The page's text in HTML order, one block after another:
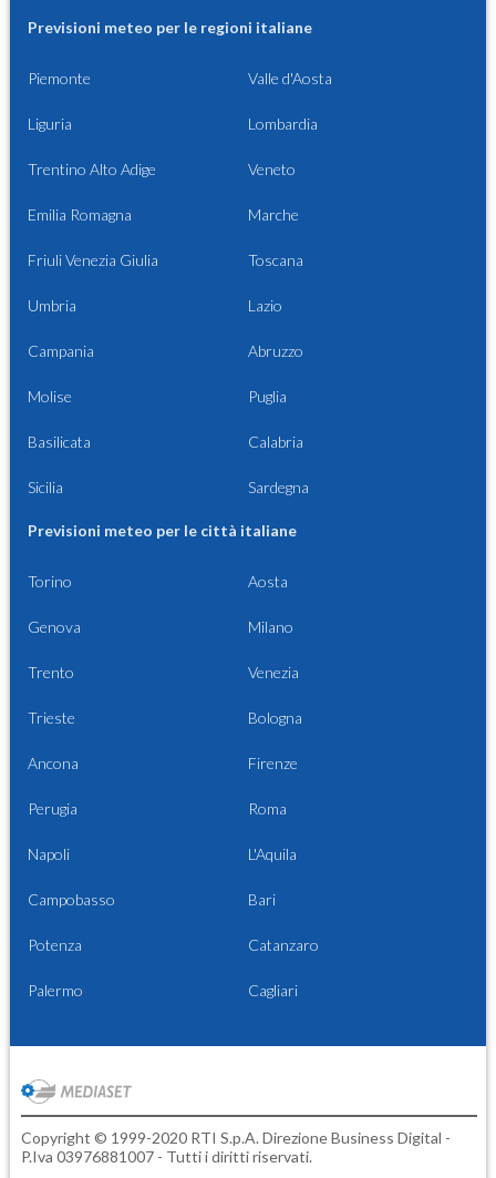
Previsioni meteo per le regioni italiane
Piemonte Valle d'Aosta
Liguria Lombardia
Trentino Alto Adige Veneto
Emilia Romagna Marche
Friuli Venezia Giulia Toscana
Umbria Lazio
Campania Abruzzo
Molise Puglia
Basilicata Calabria
Sicilia Sardegna
Previsioni meteo per le città italiane
Torino Aosta
Genova Milano
Trento Venezia
Trieste Bologna
Ancona Firenze
Perugia Roma
Napoli L'Aquila
Campobasso Bari
Potenza Catanzaro
Palermo Cagliari
Copyright © 1999-2020 RTI S.p.A. Direzione Business Digital -
P.Iva 03976881007 - Tutti i diritti riservati.